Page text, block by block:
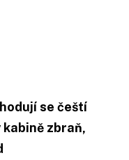
se čeští
kabině zbraň,